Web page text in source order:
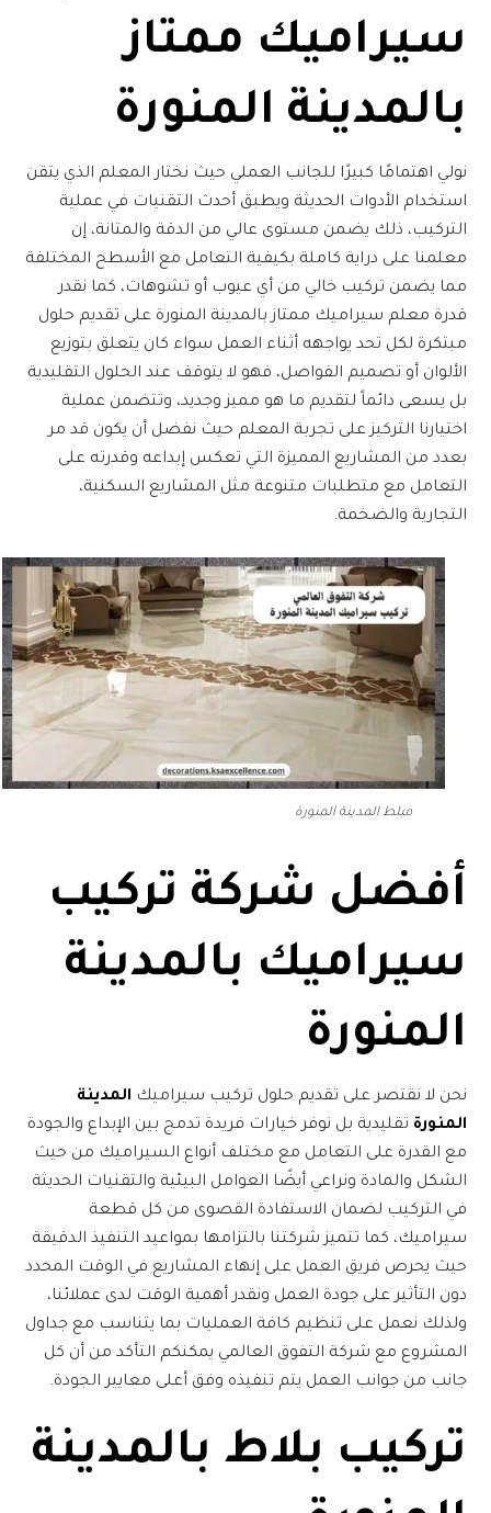
سيراميك ممتاز
بالمدينة المنورة
نولي اهتمامًا كبيرًا للجانب العملي حيث نختار المعلم الذي يتقن
استخدام الأدوات الحديثة ويطبق أحدث التقنيات في عملية
التركيب، ذلك يضمن مستوى عالي من الدقة والمتانة، إن
معلمنا على دراية كاملة بكيفية التعامل مع الأسطح المختلفة
مما يضمن تركيب خالي من أي عيوب أو تشوهات، كما نقدر
قدرة معلم سيراميك ممتاز بالمدينة المنورة على تقديم حلول
مبتكرة لكل تحد يواجهه أثناء العمل سواء كان يتعلق بتوزيع
الألوان أو تصميم الفواصل، فهو لا يتوقف عند الحلول التقليدية
بل يسعى دائماً لتقديم ما هو مميز وجديد، وتتضمن عملية
اختيارنا التركيز على تجربة المعلم حيث نفضل أن يكون قد مر
بعدد من المشاريع المميزة التي تعكس إبداعه وقدرته على
التعامل مع متطلبات متنوعة مثل المشاريع السكنية،
التجارية والضخمة.
مبلط المدينة المنورة
أفضل شركة تركيب
سيراميك بالمدينة
المنورة
نحن لا نقتصر على تقديم حلول تركيب سيراميك المدينة
المنورة تقليدية بل نوفر خيارات فريدة تدمج بين الإبداع والجودة
مع القدرة على التعامل مع مختلف أنواع السيراميك من حيث
الشكل والمادة ونراعي أيضًا العوامل البيئية والتقنيات الحديثة
في التركيب لضمان الاستفادة القصوى من كل قطعة
سيراميك، كما تتميز شركتنا بالتزامها بمواعيد التنفيذ الدقيقة
حيث يحرص فريق العمل على إنهاء المشاريع في الوقت المحدد
دون التأثير على جودة العمل ونقدر أهمية الوقت لدى عملائنا،
ولذلك نعمل على تنظيم كافة العمليات بما يتناسب مع جداول
المشروع مع شركة التفوق العالمي يمكنكم التأكد من أن كل
جانب من جوانب العمل يتم تنفيذه وفق أعلى معايير الجودة.
تركيب بلاط بالمدينة